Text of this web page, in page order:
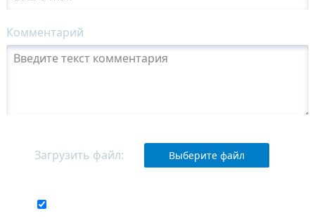
Комментарий
Загрузить файл: Выберите файл